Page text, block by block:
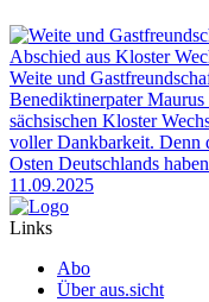
Abschied aus Kloster
Weite und
Benediktinerpater
sächsischen Kloster
voller Dankbarkeit. Denn
Osten Deutschlands
11.09.2025
Links
Abo
Über aus.sicht